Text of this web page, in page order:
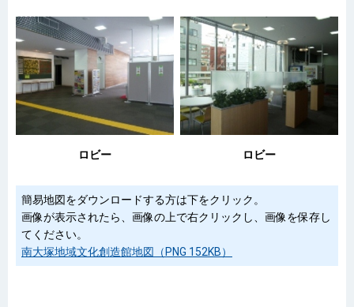
ロビー ロビー
簡易地図をダウンロードする方は下をクリック。
画像が表示されたら、画像の上で右クリックし、画像を保存し
てください。
南大塚地域文化創造館地図（PNG 152KB）